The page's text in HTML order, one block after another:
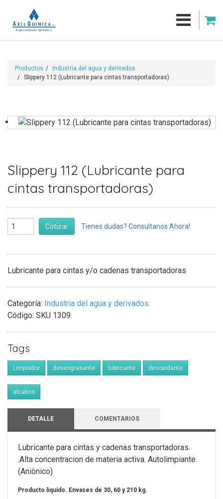
Productos
Industria del agua y derivados
Slippery 112 (Lubricante para cintas transportadoras)
Slippery 112 (Lubricante para
cintas transportadoras)
Cotizar Tienes dudas? Consultanos Ahora!
Lubricante para cintas y/o cadenas transportadoras
Categoría: Industria del agua y derivados
Código: SKU 1309
Tags
Limpiador desengrasante lubricante desoxidante
alcalino
DETALLE COMENTARIOS
Lubricante para cintas y cadenas transportadoras.
.Alta concentracion de materia activa. Autolimpiante.
(Aniònico)
Producto liquido. Envases de 30, 60 y 210 kg.